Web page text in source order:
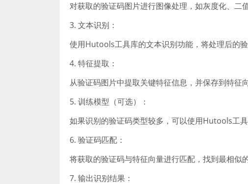
对获取的验证码图片进行图像处理，如灰度化、二值
3. 文本识别：
使用Hutools工具库的文本识别功能，将处理后的验
4. 特征提取：
从验证码图片中提取关键特征信息，并保存到特征向
5. 训练模型（可选）：
如果识别的验证码类型较多，可以使用Hutools工
6. 验证码匹配：
将获取的验证码与特征向量进行匹配，找到最相似的
7. 输出识别结果：